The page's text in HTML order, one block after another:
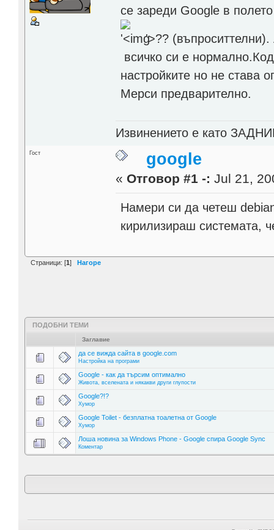
се зареди Google в
'>??
всичко си е
настройките но не става
Мерси предварително.
Извинението е като
Гост google
« Отговор #1 -: Jul 21,
Намери си да четеш
кирилизираш системата,
Страници: [1] Нагоре
ПОДОБНИ ТЕМИ
Заглавие
да се вижда сайта в google.com
Настройка на програми
Google - как да търсим оптимално
Живота, вселената и някакви други глупости
Google?!?
Хумор
Google Toilet - безплатна тоалетна от Google
Хумор
Лоша новина за Windows Phone - Google спира Google Sync
Коментар